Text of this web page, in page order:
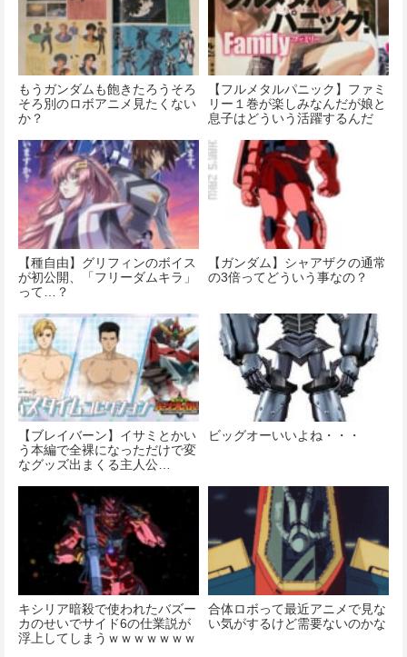
もうガンダムも飽きたろうそろ
そろ別のロボアニメ見たくない
か？
【フルメタルパニック】ファミ
リー１巻が楽しみなんだが娘と
息子はどういう活躍するんだ
【種自由】グリフィンのボイス
が初公開、「フリーダムキラ」
って…？
【ガンダム】シャアザクの通常
の3倍ってどういう事なの？
【ブレイバーン】イサミとかい
う本編で全裸になっただけで変
なグッズ出まくる主人公…
ビッグオーいいよね・・・
キシリア暗殺で使われたバズー
カのせいでサイド6の仕業説が
浮上してしまうｗｗｗｗｗｗｗ
合体ロボって最近アニメで見な
い気がするけど需要ないのかな